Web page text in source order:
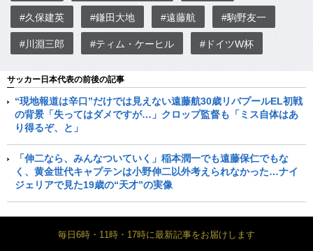
#久保建英 #鎌田大地 #遠藤航 #駒野友一
#川淵三郎 #ティム・ケーヒル #ドイツW杯
サッカー日本代表の前後の記事
“現地報道は辛口”だけでは見えない遠藤航30歳リバプールEL初戦
の背景「失ってはダメですが…」クロップ監督も「ミス自体はあ
り得るぞ、と」
「伸二なら、みんなついていく」稲本潤一でも遠藤保仁でもな
く、黄金世代キャプテンは小野伸二以外考えられなかった…ナイ
ジェリアで見た19歳の“天才”の実像
毎日6時・11時・17時に最新記事をお届けします